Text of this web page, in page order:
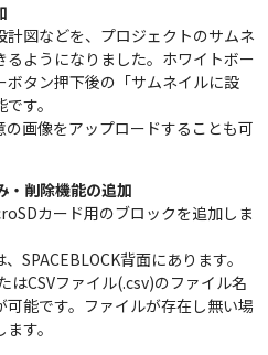
図などを、プロジェクトのサムネ
ようになりました。ホワイトボー
ボタン押下後の「サムネイルに設
す。
画像をアップロードすることも可
・削除機能の追加
カード用のブロックを追加しま
SPACEBLOCK背面にあります。
CSVファイル(.csv)のファイル名
能です。ファイルが存在し無い場
す。